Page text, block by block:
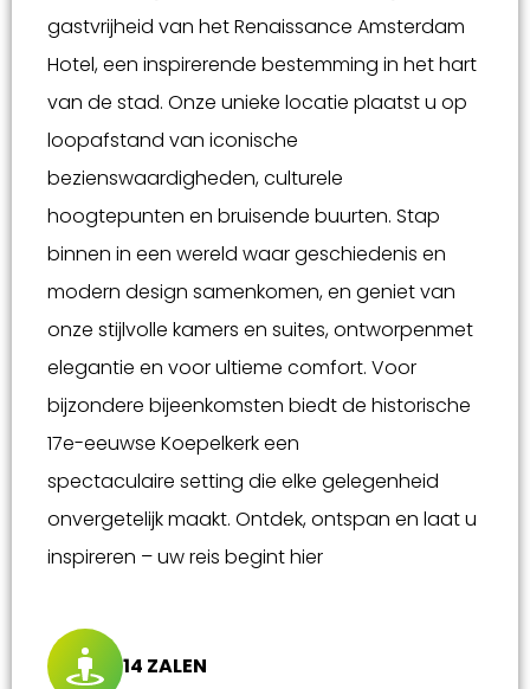
gastvrijheid van het Renaissance Amsterdam
Hotel, een inspirerende bestemming in het hart
van de stad. Onze unieke locatie plaatst u op
loopafstand van iconische
bezienswaardigheden, culturele
hoogtepunten en bruisende buurten. Stap
binnen in een wereld waar geschiedenis en
modern design samenkomen, en geniet van
onze stijlvolle kamers en suites, ontworpenmet
elegantie en voor ultieme comfort. Voor
bijzondere bijeenkomsten biedt de historische
17e-eeuwse Koepelkerk een
spectaculaire setting die elke gelegenheid
onvergetelijk maakt. Ontdek, ontspan en laat u
inspireren – uw reis begint hier
14 ZALEN